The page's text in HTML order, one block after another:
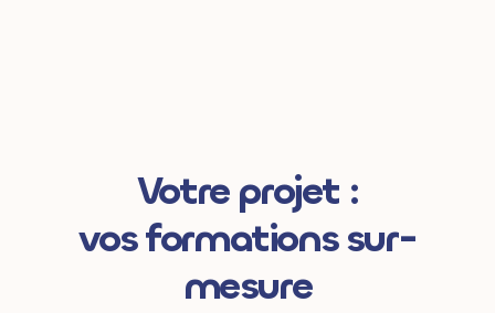
Votre projet :
vos formations sur-
mesure